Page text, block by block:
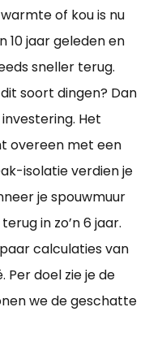
of kou is nu
10 jaar geleden en
sneller terug.
soort dingen? Dan
Het
overeen met een
isolatie verdien je
je spouwmuur
in zo’n 6 jaar.
calculaties van
Per doel zie je de
we de geschatte